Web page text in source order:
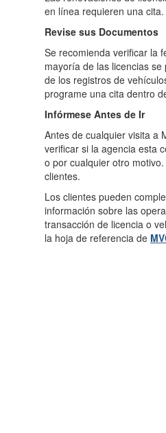
en línea requieren una
Revise sus Documentos
Se recomienda verificar la
mayoría de las licencias
de los registros de
programe una cita dentro
Infórmese Antes de Ir
Antes de cualquier visita a
verificar si la agencia esta
o por cualquier otro
clientes.
Los clientes pueden
información sobre las
transacción de licencia o
la hoja de referencia de